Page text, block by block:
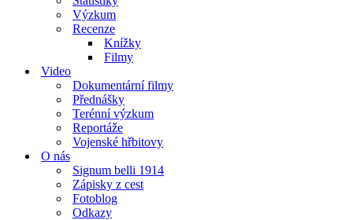
Výzkum
Recenze
Knížky
Filmy
Video
Dokumentární filmy
Přednášky
Terénní výzkum
Reportáže
Vojenské hřbitovy
O nás
Signum belli 1914
Zápisky z cest
Fotoblog
Odkazy